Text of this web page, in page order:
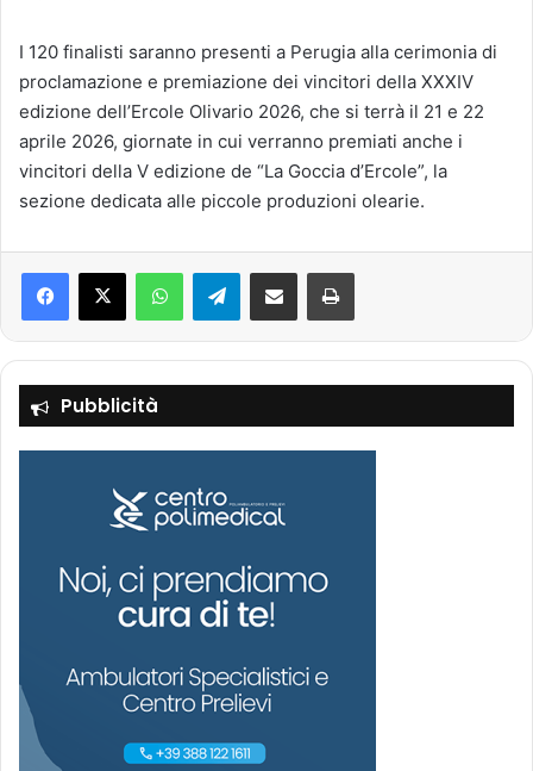
I 120 finalisti saranno presenti a Perugia alla cerimonia di
proclamazione e premiazione dei vincitori della XXXIV
edizione dell’Ercole Olivario 2026, che si terrà il 21 e 22
aprile 2026, giornate in cui verranno premiati anche i
vincitori della V edizione de “La Goccia d’Ercole”, la
sezione dedicata alle piccole produzioni olearie.
Telegram
Pubblicità